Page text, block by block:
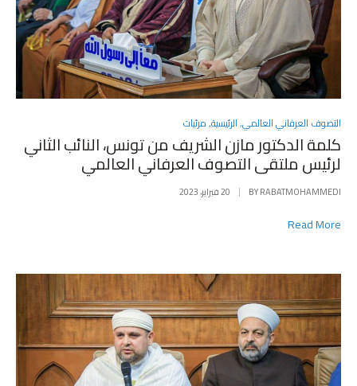
POSTED
IN
التصوف العرفاني العالمي,الرئيسية,مرئيات
كلمة الدكتور مازن الشريف من تونس، النائب الثاني
لرئيس ملتقى التصوف العرفاني العالمي
BYRABATMOHAMMEDI 20 فبراير، 2023
Read More